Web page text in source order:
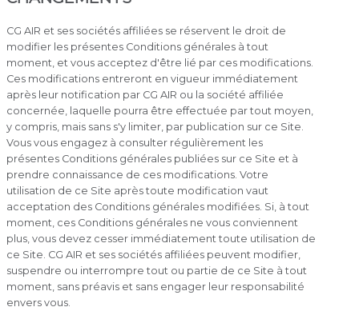
CG AIR et ses sociétés affiliées se réservent le droit de
modifier les présentes Conditions générales à tout
moment, et vous acceptez d'être lié par ces modifications.
Ces modifications entreront en vigueur immédiatement
après leur notification par CG AIR ou la société affiliée
concernée, laquelle pourra être effectuée par tout moyen,
y compris, mais sans s'y limiter, par publication sur ce Site.
Vous vous engagez à consulter régulièrement les
présentes Conditions générales publiées sur ce Site et à
prendre connaissance de ces modifications. Votre
utilisation de ce Site après toute modification vaut
acceptation des Conditions générales modifiées. Si, à tout
moment, ces Conditions générales ne vous conviennent
plus, vous devez cesser immédiatement toute utilisation de
ce Site. CG AIR et ses sociétés affiliées peuvent modifier,
suspendre ou interrompre tout ou partie de ce Site à tout
moment, sans préavis et sans engager leur responsabilité
envers vous.